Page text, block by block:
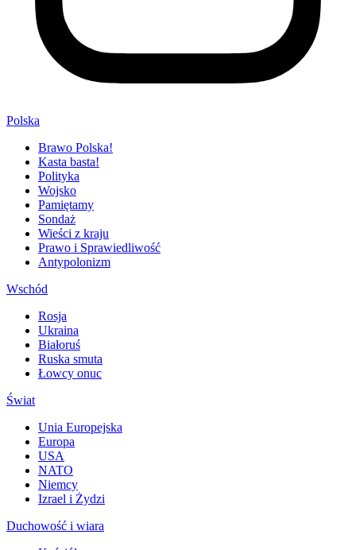
Polska
Brawo Polska!
Kasta basta!
Polityka
Wojsko
Pamiętamy
Sondaż
Wieści z kraju
Prawo i Sprawiedliwość
Antypolonizm
Wschód
Rosja
Ukraina
Białoruś
Ruska smuta
Łowcy onuc
Świat
Unia Europejska
Europa
USA
NATO
Niemcy
Izrael i Żydzi
Duchowość i wiara